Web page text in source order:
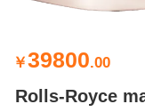
￥39800.00
Rolls-Royce